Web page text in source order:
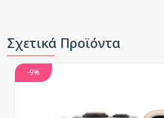
Σχετικά Προϊόντα
-9%